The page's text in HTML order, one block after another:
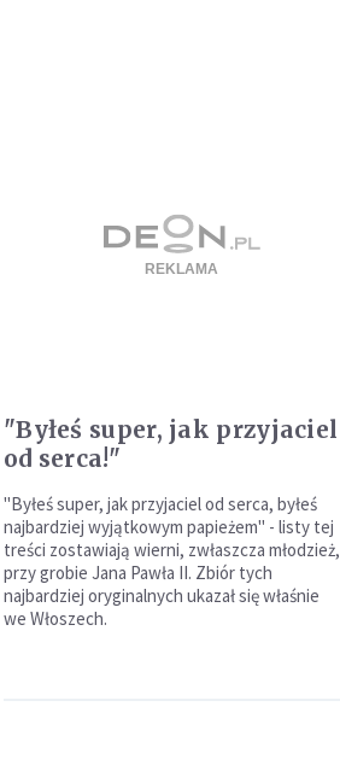
"Byłeś super, jak przyjaciel
od serca!"
"Byłeś super, jak przyjaciel od serca, byłeś
najbardziej wyjątkowym papieżem" - listy tej
treści zostawiają wierni, zwłaszcza młodzież,
przy grobie Jana Pawła II. Zbiór tych
najbardziej oryginalnych ukazał się właśnie
we Włoszech.